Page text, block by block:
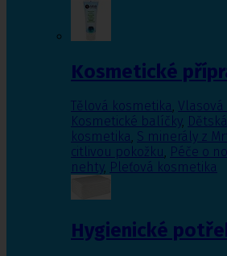
Kosmetické
Tělová kosmetika,
Kosmetické balíčky,
kosmetika, S minerály z
citlivou pokožku, Péče o
nehty, Pleťová kosmetika
Hygienické